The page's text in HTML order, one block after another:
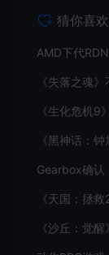
猜你喜欢
《沙丘：觉